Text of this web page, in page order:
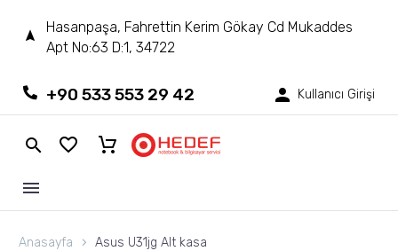
Hasanpaşa, Fahrettin Kerim Gökay Cd Mukaddes
Apt No:63 D:1, 34722
+90 533 553 29 42 Kullanıcı Girişi
Anasayfa Asus U31jg Alt kasa